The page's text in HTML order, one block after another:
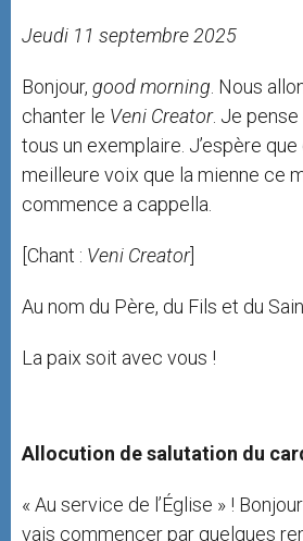
Jeudi 11 septembre 2025
Bonjour, good morning . Nous
chanter le Veni Creator. Je
tous un exemplaire. J’espère que
meilleure voix que la mienne ce
commence a cappella.
[Chant : Veni Creator]
Au nom du Père, du Fils et du
La paix soit avec vous !
Allocution de salutation du
« Au service de l’Église » !
vais commencer par quelques